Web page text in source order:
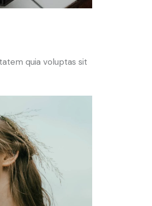
quia voluptas sit